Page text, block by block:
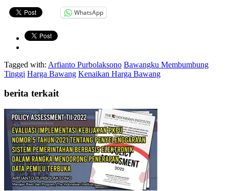
WhatsApp
Tagged with: Arfianto Purbolaksono Bawangku Membumbung
Tinggi Harga Bawang Kenaikan Harga Bawang
berita terkait